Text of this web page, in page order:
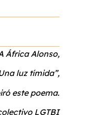
África Alonso,
luz tímida”,
LGTBI